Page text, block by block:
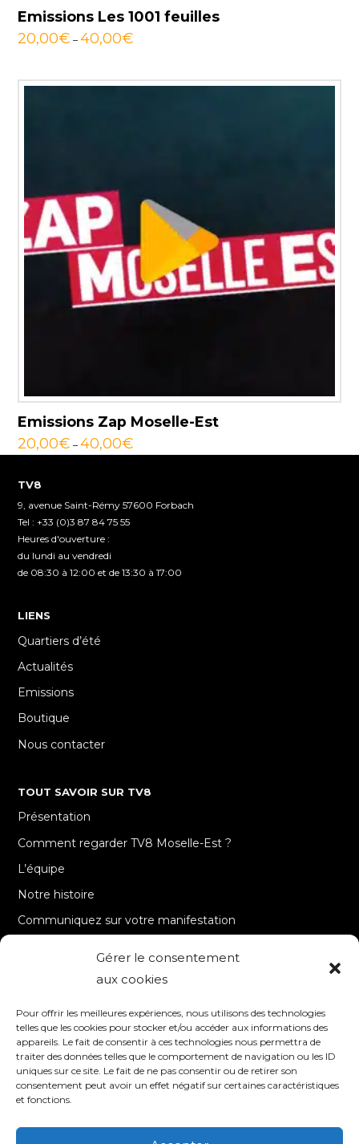
Gérer le consentement
aux cookies
Pour offrir les meilleures expériences, nous utilisons des technologies
telles que les cookies pour stocker et/ou accéder aux informations des
appareils. Le fait de consentir à ces technologies nous permettra de
traiter des données telles que le comportement de navigation ou les ID
uniques sur ce site. Le fait de ne pas consentir ou de retirer son
consentement peut avoir un effet négatif sur certaines caractéristiques
et fonctions.
Emissions Les 1001 feuilles
20,00€ –40,00€
Emissions Zap Moselle-Est
20,00€ –40,00€
TV8
9, avenue Saint-Rémy 57600 Forbach
Tel : +33 (0)3 87 84 75 55
Heures d'ouverture :
du lundi au vendredi
de 08:30 à 12:00 et de 13:30 à 17:00
LIENS
Quartiers d’été
Actualités
Emissions
Boutique
Nous contacter
TOUT SAVOIR SUR TV8
Présentation
Comment regarder TV8 Moselle-Est ?
L’équipe
Notre histoire
Communiquez sur votre manifestation
Contact
Mentions Légales / Crédits
Politique de cookies (UE)
Politique de confidentialité – RGPD